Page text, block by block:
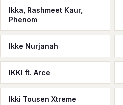
Ikka, Rashmeet Kaur,
Phenom
Ikke Nurjanah
IKKI ft. Arce
Ikki Tousen Xtreme